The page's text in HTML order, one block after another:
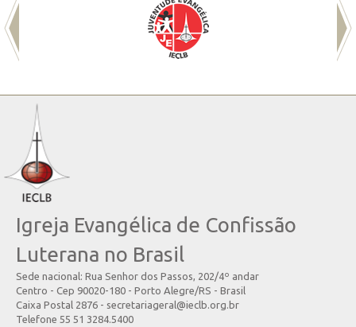
Igreja Evangélica de Confissão
Luterana no Brasil
Sede nacional: Rua Senhor dos Passos, 202/4º andar
Centro - Cep 90020-180 - Porto Alegre/RS - Brasil
Caixa Postal 2876 - secretariageral@ieclb.org.br
Telefone 55 51 3284.5400